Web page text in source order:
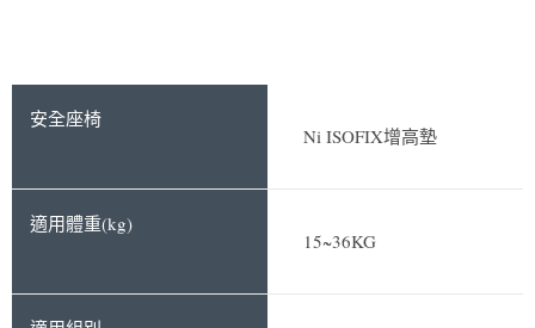
Ni ISOFIX增高墊
15~36KG